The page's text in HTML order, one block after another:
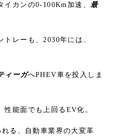
カンの0-100Km加速、 最
レーも、2030年には、
ィーガへPHEV車を投入しま
能面でも上回るEV化。
れる、自動車業界の大変革